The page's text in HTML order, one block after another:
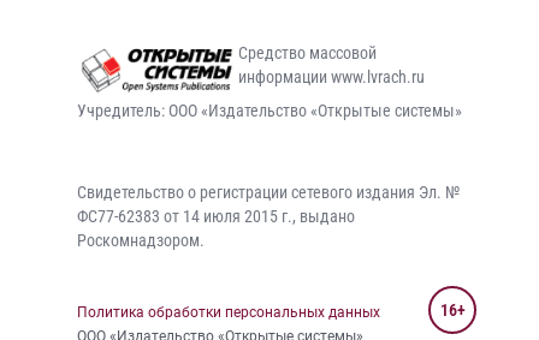
Средство массовой
информации www.lvrach.ru
Учредитель: ООО «Издательство «Открытые системы»
Свидетельство о регистрации сетевого издания Эл. №
ФС77-62383 от 14 июля 2015 г., выдано
Роскомнадзором.
Политика обработки персональных данных
ООО «Издательство «Открытые системы»
16+